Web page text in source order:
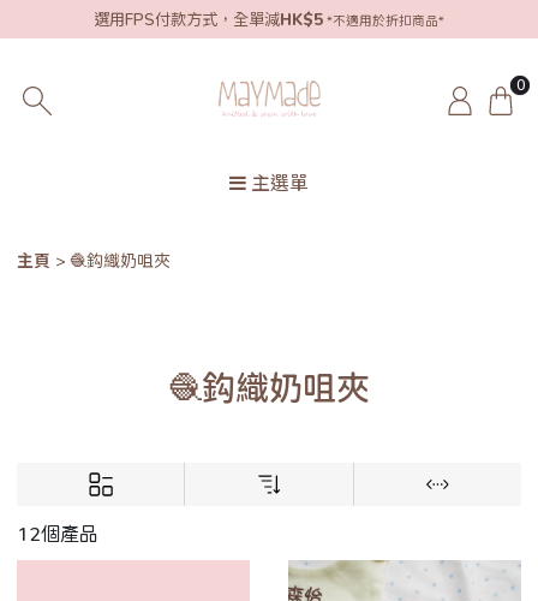
選用FPS付款方式，全單減HK$5 *不適用於折扣商品*
0
主選單
主頁 🧶鈎織奶咀夾
🧶鈎織奶咀夾
12個產品